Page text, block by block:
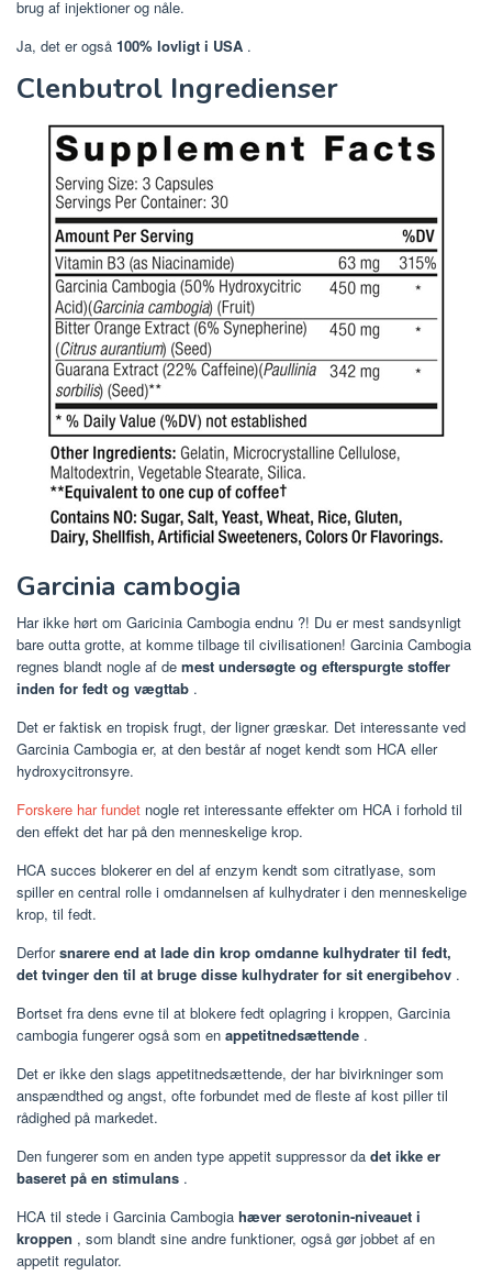
brug af injektioner og nåle.
Ja, det er også 100% lovligt i USA .
Clenbutrol Ingredienser
Garcinia cambogia
Har ikke hørt om Garicinia Cambogia endnu ?! Du er mest sandsynligt
bare outta grotte, at komme tilbage til civilisationen! Garcinia Cambogia
regnes blandt nogle af de mest undersøgte og efterspurgte stoffer
inden for fedt og vægttab .
Det er faktisk en tropisk frugt, der ligner græskar. Det interessante ved
Garcinia Cambogia er, at den består af noget kendt som HCA eller
hydroxycitronsyre.
Forskere har fundet nogle ret interessante effekter om HCA i forhold til
den effekt det har på den menneskelige krop.
HCA succes blokerer en del af enzym kendt som citratlyase, som
spiller en central rolle i omdannelsen af ​​kulhydrater i den menneskelige
krop, til fedt.
Derforsnarere end at lade din krop omdanne kulhydrater til fedt,
det tvinger den til at bruge disse kulhydrater for sit energibehov .
Bortset fra dens evne til at blokere fedt oplagring i kroppen, Garcinia
cambogia fungerer også som en appetitnedsættende .
Det er ikke den slags appetitnedsættende, der har bivirkninger som
anspændthed og angst, ofte forbundet med de fleste af kost piller til
rådighed på markedet.
Den fungerer som en anden type appetit suppressor da det ikke er
baseret på en stimulans .
HCA til stede i Garcinia Cambogia hæver serotonin-niveauet i
kroppen , som blandt sine andre funktioner, også gør jobbet af en
appetit regulator.